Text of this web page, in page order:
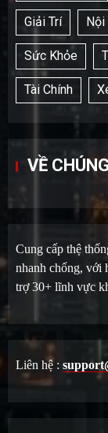
Giải Trí
Sức Khỏe
Tài Chính
VỀ
Cung cấp thệ
nhanh chống, với
trợ 30+ lĩnh vực
Liên hệ :